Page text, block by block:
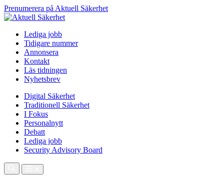
Prenumerera på Aktuell Säkerhet
Lediga jobb
Tidigare nummer
Annonsera
Kontakt
Läs tidningen
Nyhetsbrev
Digital Säkerhet
Traditionell Säkerhet
I Fokus
Personalnytt
Debatt
Lediga jobb
Security Advisory Board